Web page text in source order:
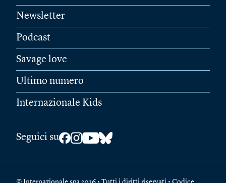
Newsletter
Podcast
Savage love
Ultimo numero
Internazionale Kids
Seguici su